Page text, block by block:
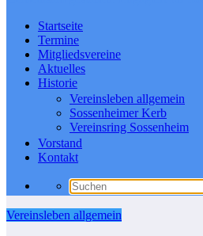
Startseite
Termine
Mitgliedsvereine
Aktuelles
Historie
Vereinsleben allgemein
Sossenheimer Kerb
Vereinsring Sossenheim
Vorstand
Kontakt
Vereinsleben allgemein